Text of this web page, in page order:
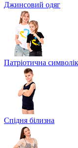
Джинсовий одяг
Патріотична
Спідня білизна